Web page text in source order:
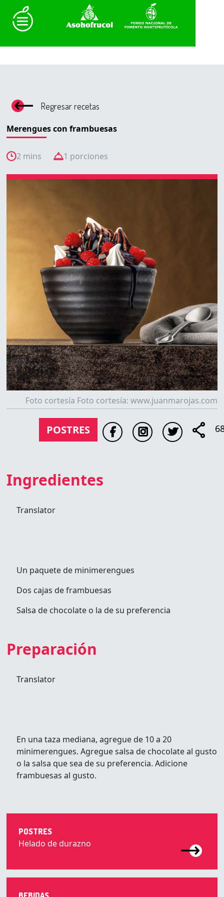
Regresar recetas
Merengues con frambuesas
2 mins 1 porciones
Foto cortesía Foto cortesía: www.juanmarojas.com
POSTRES
Ingredientes
Translator
Un paquete de minimerengues
Dos cajas de frambuesas
Salsa de chocolate o la de su preferencia
Preparación
Translator
En una taza mediana, agregue de 10 a 20
minimerengues. Agregue salsa de chocolate al gusto
o la salsa que sea de su preferencia. Adicione
frambuesas al gusto.
POSTRES
Helado de durazno